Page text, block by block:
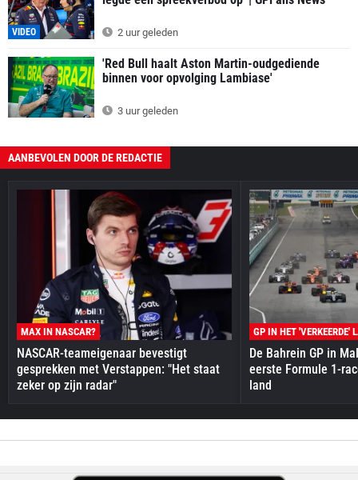
VIDEO 2 uur geleden
'Red Bull haalt Aston Martin-oudgediende
binnen voor opvolging Lambiase'
3 uur geleden
AANBEVOLEN DOOR DE REDACTIE
MAX IN NASCAR?
NASCAR-teameigenaar bevestigt
gesprekken met Verstappen: "Het staat
zeker op zijn radar"
GP IN HET 'VERKEERDE'
De Bahrein GP in
eerste Formule 1-
land